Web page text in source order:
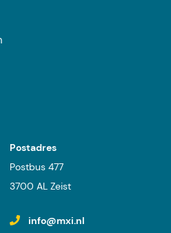
Postadres
Postbus 477
3700 AL Zeist
info@mxi.nl